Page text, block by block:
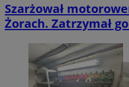
Szarżował
Żorach. Zatrzymał